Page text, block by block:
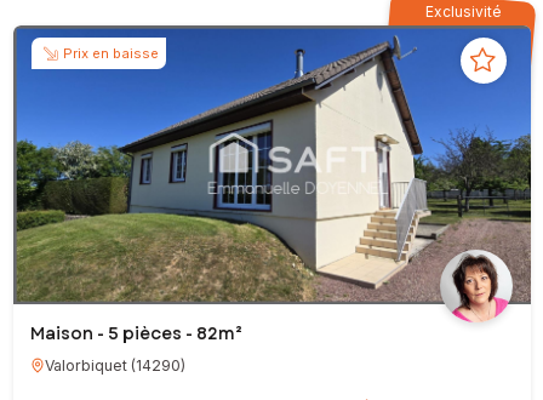
Exclusivité
Prix en baisse
Maison - 5 pièces - 82m²
Valorbiquet(14290)